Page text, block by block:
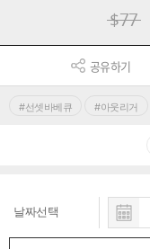
$77
공유하기
#선셋바베큐 #아웃리거
날짜선택